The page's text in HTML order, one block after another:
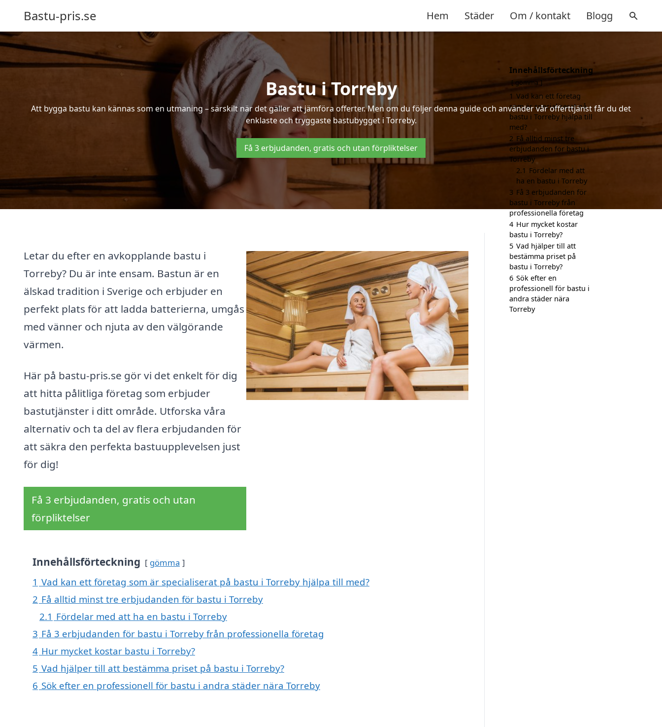
Bastu-pris.se Hem Städer Om / kontakt Blogg
Bastu i Torreby
Att bygga bastu kan kännas som en utmaning – särskilt när det gäller att jämföra offerter. Men om du följer denna guide och använder vår offerttjänst får du det
enklaste och tryggaste bastubygget i Torreby.
Få 3 erbjudanden, gratis och utan förpliktelser
Letar du efter en avkopplande bastu i
Torreby? Du är inte ensam. Bastun är en
älskad tradition i Sverige och erbjuder en
perfekt plats för att ladda batterierna, umgås
med vänner och njuta av den välgörande
värmen.
Här på bastu-pris.se gör vi det enkelt för dig
att hitta pålitliga företag som erbjuder
bastutjänster i ditt område. Utforska våra
alternativ och ta del av flera erbjudanden för
att säkra den perfekta bastuupplevelsen just
för dig!
Få 3 erbjudanden, gratis och utan
förpliktelser
Innehållsförteckning gömma
1 Vad kan ett företag som är specialiserat på bastu i Torreby hjälpa till med?
2 Få alltid minst tre erbjudanden för bastu i Torreby
2.1 Fördelar med att ha en bastu i Torreby
3 Få 3 erbjudanden för bastu i Torreby från professionella företag
4 Hur mycket kostar bastu i Torreby?
5 Vad hjälper till att bestämma priset på bastu i Torreby?
6 Sök efter en professionell för bastu i andra städer nära Torreby
Innehållsförteckning
gömma
1 Vad kan ett företag
som är specialiserat på
bastu i Torreby hjälpa till
med?
2 Få alltid minst tre
erbjudanden för bastu i
Torreby
2.1 Fördelar med att
ha en bastu i Torreby
3 Få 3 erbjudanden för
bastu i Torreby från
professionella företag
4 Hur mycket kostar
bastu i Torreby?
5 Vad hjälper till att
bestämma priset på
bastu i Torreby?
6 Sök efter en
professionell för bastu i
andra städer nära
Torreby